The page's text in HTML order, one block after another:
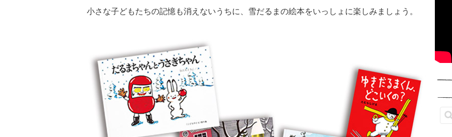
小さな子どもたちの記憶も消えないうちに、雪だるまの絵本をいっしょに楽しみましょう。